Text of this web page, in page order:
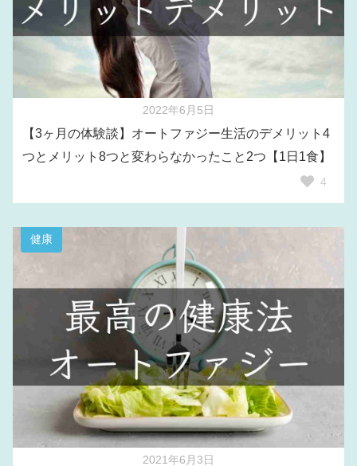
2022年6月5日
【3ヶ月の体験談】オートファジー生活のデメリット4
つとメリット8つと変わらなかったこと2つ【1日1食】
4
健康
2021年6月3日